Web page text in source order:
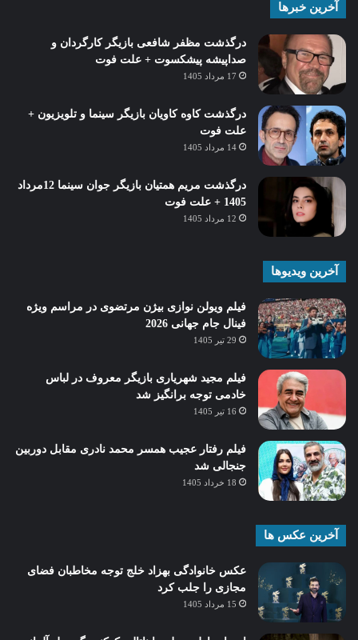
آخرین خبرها
درگذشت مظفر شافعی بازیگر کارگردان و
صداپیشه پیشکسوت + علت فوت
17 مرداد 1405
درگذشت کاوه کاویان بازیگر سینما و تلویزیون +
علت فوت
14 مرداد 1405
درگذشت مریم همتیان بازیگر جوان سینما 12مرداد
1405 + علت فوت
12 مرداد 1405
آخرین ویدیوها
فیلم ویولن نوازی بیژن مرتضوی در مراسم ویژه
فینال جام جهانی 2026
29 تیر 1405
فیلم مجید شهریاری بازیگر معروف در لباس
خادمی توجه برانگیز شد
16 تیر 1405
فیلم رفتار عجیب همسر محمد نادری مقابل دوربین
جنجالی شد
18 خرداد 1405
آخرین عکس ها
عکس خانوادگی بهزاد خلج توجه مخاطبان فضای
مجازی را جلب کرد
15 مرداد 1405